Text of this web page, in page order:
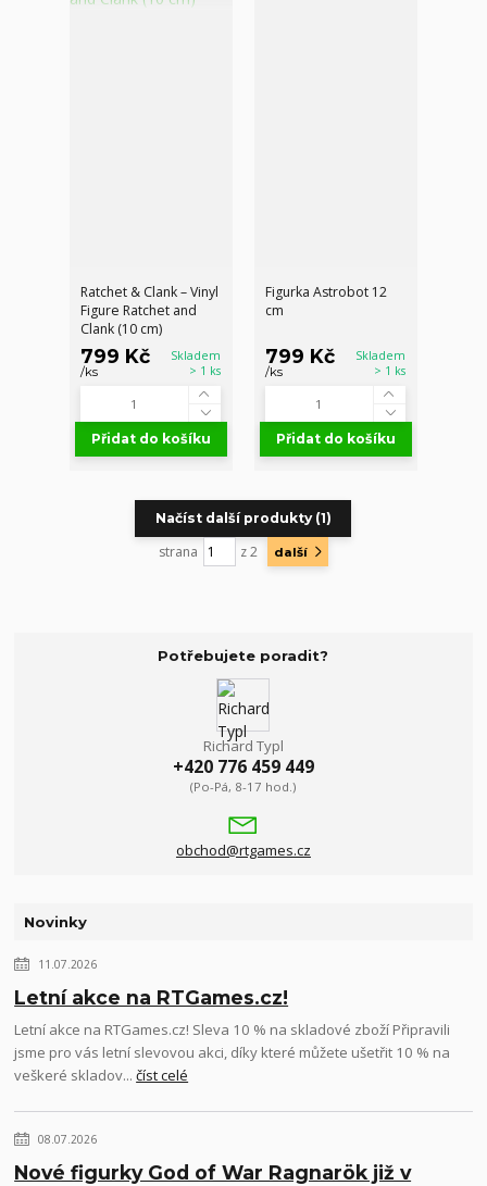
Ratchet & Clank – Vinyl
Figure Ratchet and
Clank (10 cm)
799 Kč
/ks
Skladem
> 1 ks
Přidat do košíku
Figurka Astrobot 12
cm
799 Kč
/ks
Skladem
> 1 ks
Přidat do košíku
Načíst další produkty (1)
strana z 2 další
Potřebujete poradit?
Richard Typl
+420 776 459 449
(Po-Pá, 8-17 hod.)
obchod@rtgames.cz
Novinky
11.07.2026
Letní akce na RTGames.cz!
Letní akce na RTGames.cz! Sleva 10 % na skladové zboží Připravili
jsme pro vás letní slevovou akci, díky které můžete ušetřit 10 % na
veškeré skladov...číst celé
08.07.2026
Nové figurky God of War Ragnarök již v